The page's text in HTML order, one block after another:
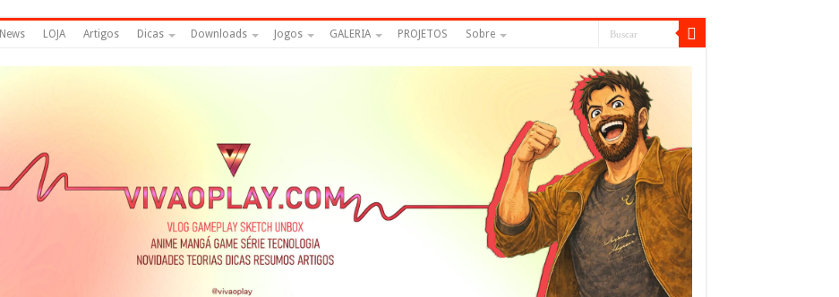
News LOJA Artigos Dicas Downloads Jogos GALERIA PROJETOS Sobre